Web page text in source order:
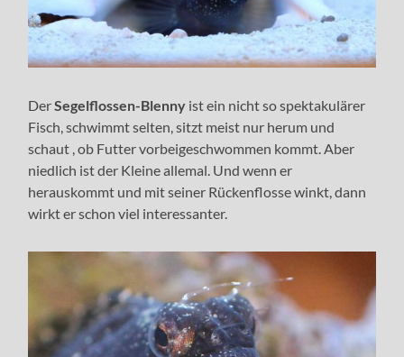
DerSegelflossen-Blenny ist ein nicht so spektakulärer
Fisch, schwimmt selten, sitzt meist nur herum und
schaut , ob Futter vorbeigeschwommen kommt. Aber
niedlich ist der Kleine allemal. Und wenn er
herauskommt und mit seiner Rückenflosse winkt, dann
wirkt er schon viel interessanter.